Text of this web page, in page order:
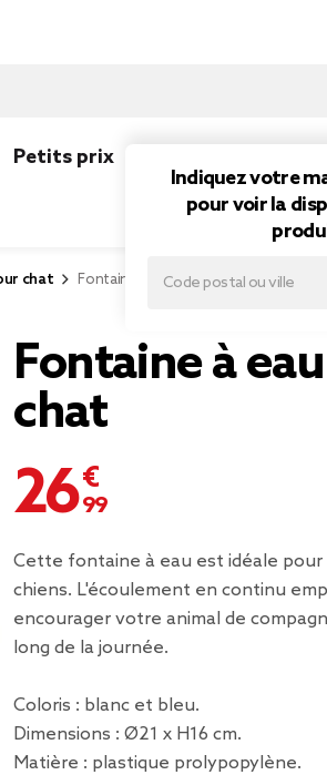
Indiquez votre
pour voir la
Petits prix
chat Fontaine à eau pour chat
Fontaine à
chat
26,99 €
Cette fontaine à eau est idéale
chiens. L'écoulement en continu
encourager votre animal de
long de la journée.
Coloris : blanc et bleu.
Dimensions : Ø21 x H16 cm.
Matière : plastique prolypopylène.